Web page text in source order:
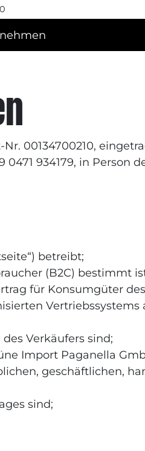
00134700210,
934179, in Person
betreibt;
(B2C) bestimmt
für Konsumgüter
Vertriebssystems
Verkäufers sind;
Import Paganella
geschäftlichen,
sind;